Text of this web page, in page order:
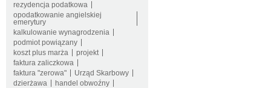
rezydencja podatkowa
opodatkowanie angielskiej
emerytury
kalkulowanie wynagrodzenia
podmiot powiązany
koszt plus marża
projekt
faktura zaliczkowa
faktura "zerowa"
Urząd Skarbowy
dzierżawa
handel obwoźny